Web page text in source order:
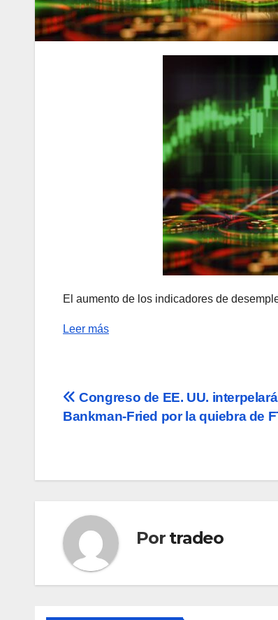
El aumento de los indicadores de
Leer más
Navegación
Congreso de EE. UU.
Bankman-Fried por la quiebra de
Por tradeo